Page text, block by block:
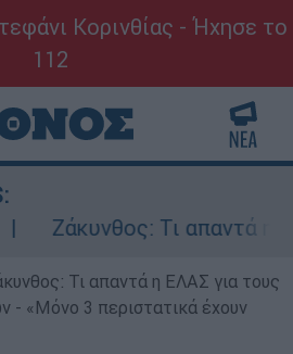
Κορινθίας - Ήχησε το
112
Ζάκυνθος: Τι απαντά η
Τι απαντά η ΕΛΑΣ για τους
- «Μόνο 3 περιστατικά έχουν